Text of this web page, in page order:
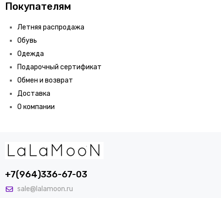
Покупателям
Летняя распродажа
Обувь
Одежда
Подарочный сертификат
Обмен и возврат
Доставка
О компании
+7(964)336-67-03
sale@lalamoon.ru